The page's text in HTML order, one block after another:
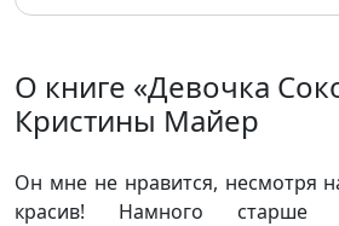
О книге «Девочка
Кристины Майер
Он мне не нравится, несмотря
красив! Намного старше